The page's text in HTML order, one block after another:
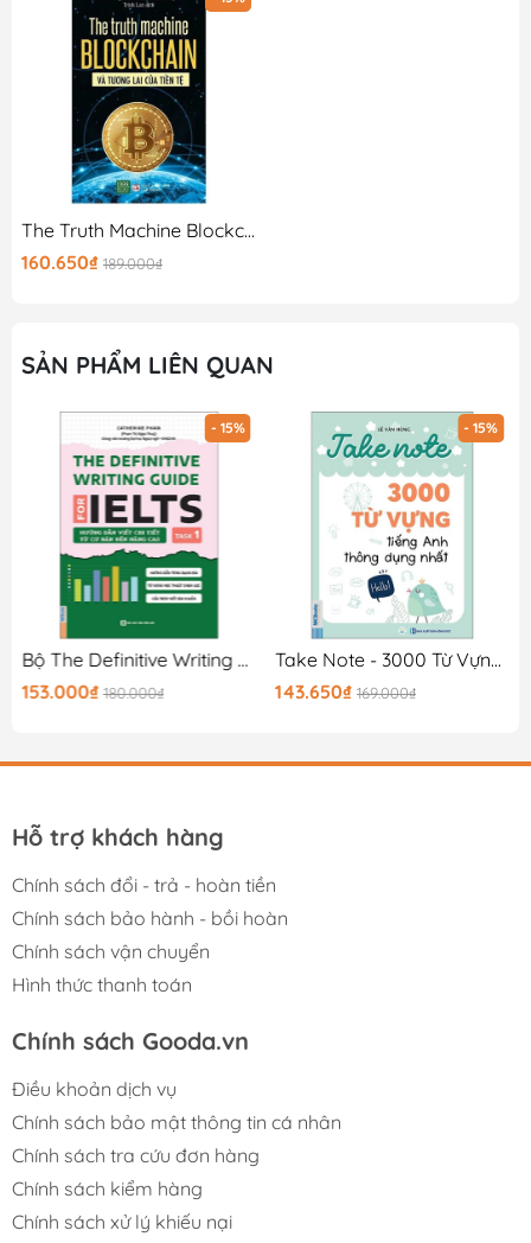
- Hình thức: Bìa mềm
The Truth Machine Blockchain Và Tương Lai Của Tiền Tệ
160.650₫ 189.000₫
SẢN PHẨM LIÊN QUAN
- 15%
Bộ The Definitive Writing Guide For IELTS - Task 1
153.000₫ 180.000₫
- 15%
Take Note - 3000 Từ Vựng Tiếng Anh Thông Dụng Nhất
143.650₫ 169.000₫
Hỗ trợ khách hàng
Chính sách đổi - trả - hoàn tiền
Chính sách bảo hành - bồi hoàn
Chính sách vận chuyển
Hình thức thanh toán
Chính sách Gooda.vn
Điều khoản dịch vụ
Chính sách bảo mật thông tin cá nhân
Chính sách tra cứu đơn hàng
Chính sách kiểm hàng
Chính sách xử lý khiếu nại